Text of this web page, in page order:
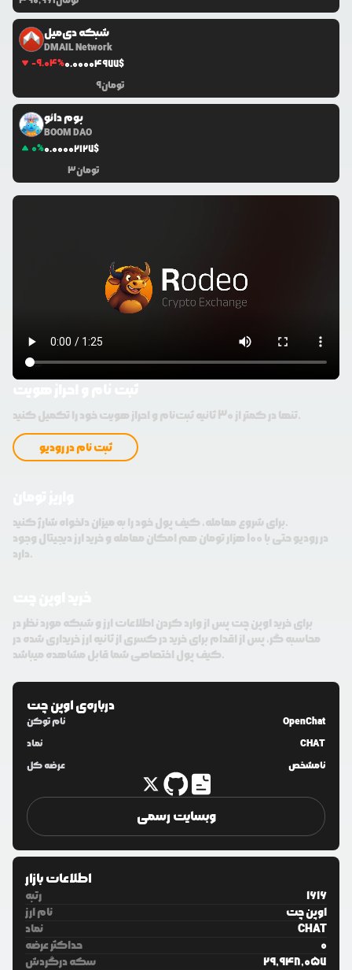
شبکه دی‌میل
DMAIL Network
-9.04%0.00004977$
9تومان
بوم دائو
BOOM DAO
0%0.00002127$
3تومان
تنها در کمتر از 30 ثانیه ثبت‌نام و احراز هویت خود را تکمیل کنید.
ثبت نام در رودیو
برای شروع معامله، کیف پول خود را به میزان دلخواه شارژ کنید.
در رودیو حتی با 100 هزار تومان هم امکان معامله و خرید ارز دیجیتال وجود
دارد.
برای خرید اوپن چت پس از وارد کردن اطلاعات ارز و شبکه مورد نظر در
محاسبه گر، پس از اقدام برای خرید در کسری از ثانیه ارز خریداری شده در
کیف پول اختصاصی شما قابل مشاهده میباشد.
درباره‌یاوپن چت
نام توکن
OpenChat
نماد
CHAT
عرضه کل
نامشخص
وبسایت رسمی
اطلاعات بازار
رتبه
1616
نام ارز
اوپن چت
نماد
CHAT
حداکثر عرضه
0
سکه درگردش
29,948,057